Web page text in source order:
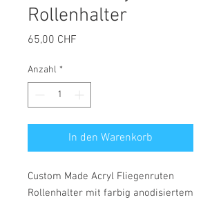
Rollenhalter
65,00 CHF
Anzahl *
In den Warenkorb
Custom Made Acryl Fliegenruten
Rollenhalter mit farbig anodisiertem